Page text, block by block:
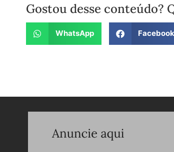
Gostou desse conteúdo?
WhatsApp Facebook